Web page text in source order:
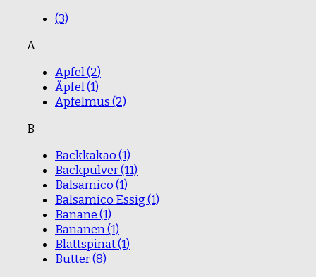
(3)
A
Apfel(2)
Äpfel(1)
Apfelmus(2)
B
Backkakao(1)
Backpulver(11)
Balsamico(1)
Balsamico Essig(1)
Banane(1)
Bananen(1)
Blattspinat(1)
Butter(8)